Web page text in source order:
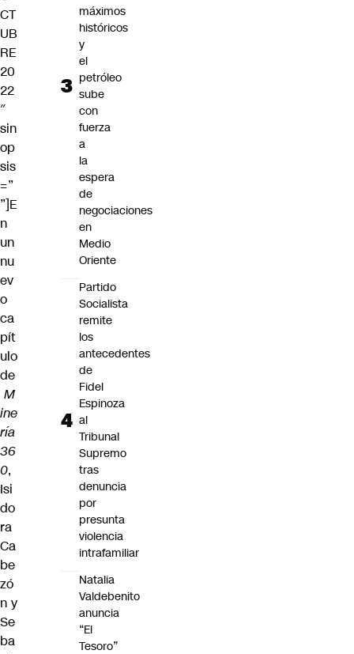
CT
UB
RE
20
22
″
sin
op
sis
=”
”]E
n
un
nu
ev
o
ca
pít
ulo
de
M
ine
ría
36
0,
Isi
do
ra
Ca
be
zó
n y
Se
ba
máximos
históricos
y
el
petróleo
sube
con
fuerza
a
la
espera
de
negociaciones
en
Medio
Oriente
Partido
Socialista
remite
los
antecedentes
de
Fidel
Espinoza
al
Tribunal
Supremo
tras
denuncia
por
presunta
violencia
intrafamiliar
Natalia
Valdebenito
anuncia
“El
Tesoro”